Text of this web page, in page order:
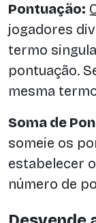
Pontuação:
jogadores
termo
pontuação.
mesma
Soma de
someie os
estabelecer
número de